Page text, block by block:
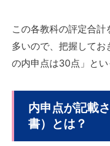
この各教科の評定合
多いので、把握して
の内申点は30点」とい
内申点が記載
書）とは？